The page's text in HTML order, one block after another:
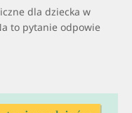
dla dziecka w
to pytanie odpowie